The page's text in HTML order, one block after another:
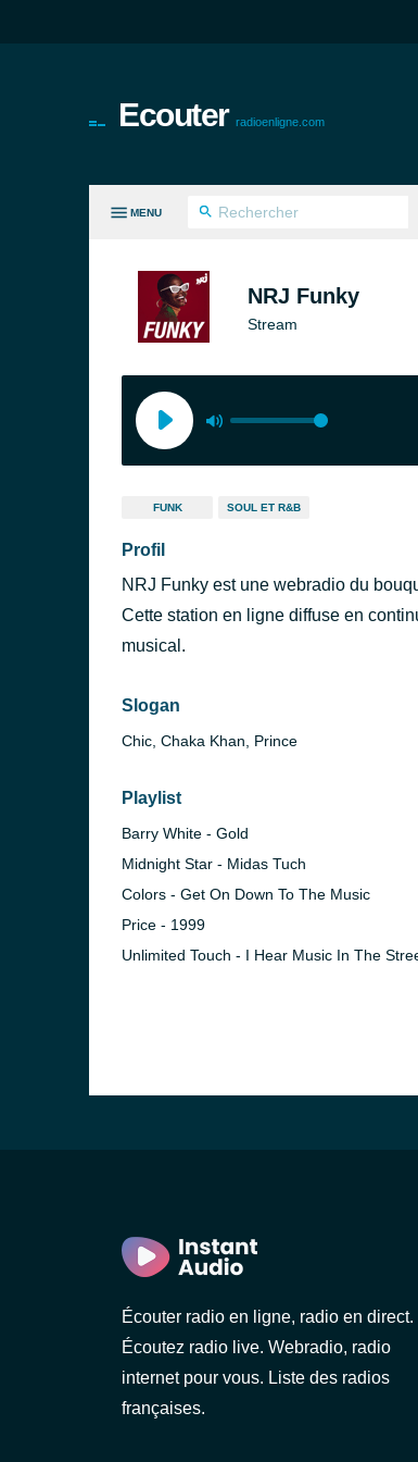
Ecouter radioenligne.com
MENU
NRJ Funky
Stream
FUNK SOUL ET R&B
Profil
NRJ Funky est une webradio du
Cette station en ligne diffuse en
musical.
Slogan
Chic, Chaka Khan, Prince
Playlist
Barry White - Gold
Midnight Star - Midas Tuch
Colors - Get On Down To The Music
Price - 1999
Unlimited Touch - I Hear Music In The
Écouter radio en ligne, radio en direct.
Écoutez radio live. Webradio, radio
internet pour vous. Liste des radios
françaises.